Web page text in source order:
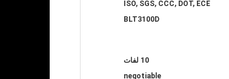
ISO, SGS, CCC, DOT, ECE
BLT3100D
10 لفات
negotiable